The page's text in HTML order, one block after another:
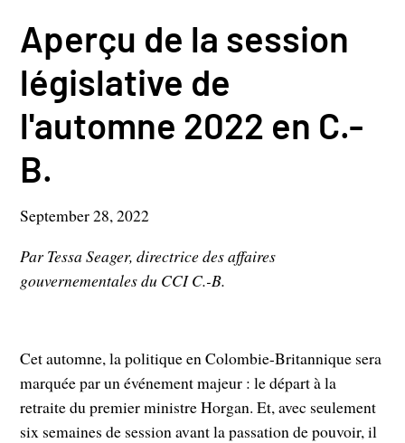
Aperçu de la session
législative de
l'automne 2022 en C.-
B.
September 28, 2022
Par Tessa Seager, directrice des affaires
gouvernementales du CCI C.-B.
Cet automne, la politique en Colombie-Britannique sera
marquée par un événement majeur : le départ à la
retraite du premier ministre Horgan. Et, avec seulement
six semaines de session avant la passation de pouvoir, il